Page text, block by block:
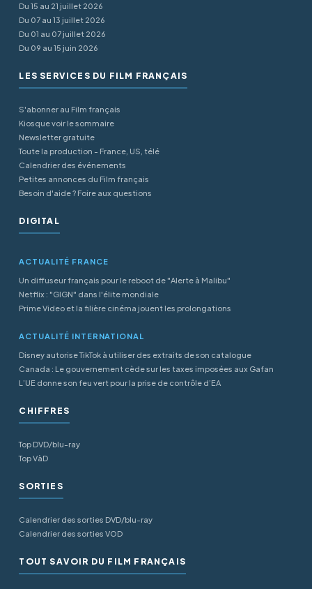
Du 15 au 21 juillet 2026
Du 07 au 13 juillet 2026
Du 01 au 07 juillet 2026
Du 09 au 15 juin 2026
LES SERVICES DU FILM FRANÇAIS
S'abonner au Film français
Kiosque voir le sommaire
Newsletter gratuite
Toute la production - France, US, télé
Calendrier des événements
Petites annonces du Film français
Besoin d'aide ? Foire aux questions
DIGITAL
ACTUALITÉ FRANCE
Un diffuseur français pour le reboot de "Alerte à Malibu"
Netflix : "GIGN" dans l'élite mondiale
Prime Video et la filière cinéma jouent les prolongations
ACTUALITÉ INTERNATIONAL
Disney autorise TikTok à utiliser des extraits de son catalogue
Canada : Le gouvernement cède sur les taxes imposées aux Gafan
L’UE donne son feu vert pour la prise de contrôle d’EA
CHIFFRES
Top DVD/blu-ray
Top VàD
SORTIES
Calendrier des sorties DVD/blu-ray
Calendrier des sorties VOD
TOUT SAVOIR DU FILM FRANÇAIS